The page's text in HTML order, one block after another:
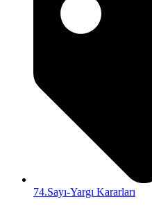
74.Sayı-Yargı Kararları